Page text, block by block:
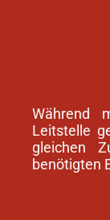
Während
Leitstelle
gleichen
benötigten